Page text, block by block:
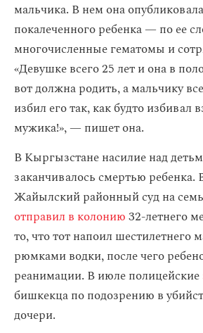
мальчика. В нем она
покалеченного ребенка — по ее
многочисленные гематомы и
«Девушке всего 25 лет и она в
вот должна родить, а мальчику
избил его так, как будто избивал
мужика!», — пишет она.
В Кыргызстане насилие над
заканчивалось смертью ребенка.
Жайылский районный суд на
отправил в колонию32-летнего
то, что тот напоил шестилетнего
рюмками водки, после чего
реанимации. В июле полицейские
бишкекца по подозрению в
дочери.